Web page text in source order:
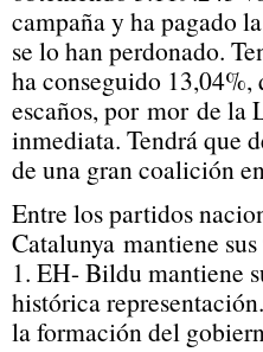
campaña y ha pagado
se lo han perdonado.
ha conseguido 13,04%,
escaños, por mor de la
inmediata. Tendrá que
de una gran coalición
Entre los partidos
Catalunya mantiene
1. EH- Bildu mantiene
histórica
la formación del